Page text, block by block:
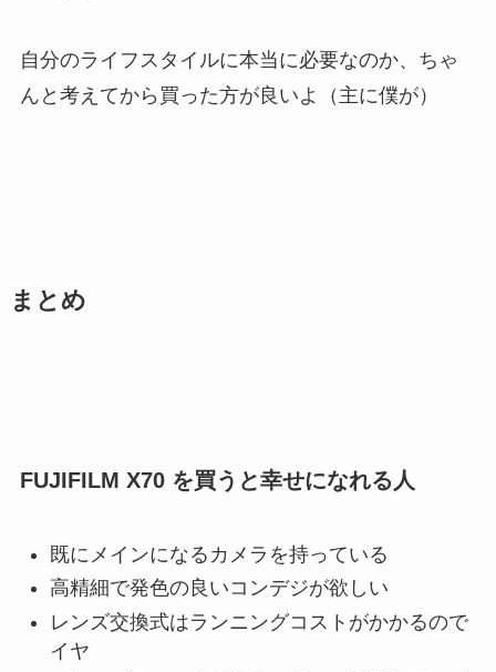
自分のライフスタイルに本当に必要なのか、ちゃ
んと考えてから買った方が良いよ（主に僕が）
まとめ
FUJIFILM X70 を買うと幸せになれる人
既にメインになるカメラを持っている
高精細で発色の良いコンデジが欲しい
レンズ交換式はランニングコストがかかるので
イヤ